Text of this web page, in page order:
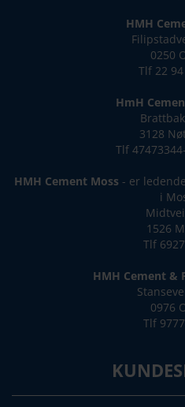
HMH
0250
Tlf 22
HmH
3128
Tlf
HMH Cement Moss - er
i
1526
Tlf
HMH Cement &
0976
Tlf